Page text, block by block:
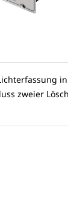
zweier